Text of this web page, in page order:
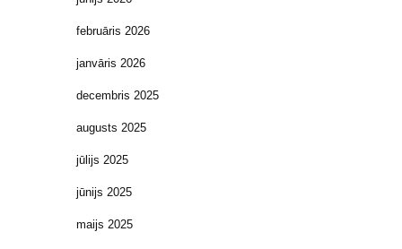
februāris 2026
janvāris 2026
decembris 2025
augusts 2025
jūlijs 2025
jūnijs 2025
maijs 2025